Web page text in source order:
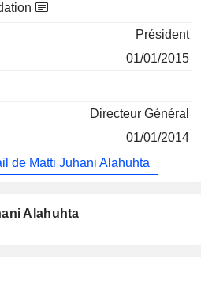
Président
01/01/2015
Directeur Général
01/01/2014
de Matti Juhani Alahuhta
Alahuhta